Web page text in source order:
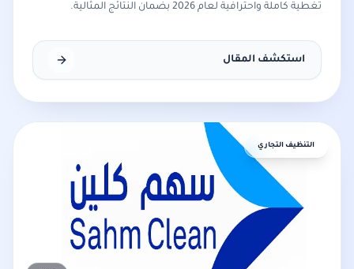
تغطية كاملة واحترافية لعام 2026 بضمان النتائج المثالية.
استكشف المقال
التنظيف التجاري